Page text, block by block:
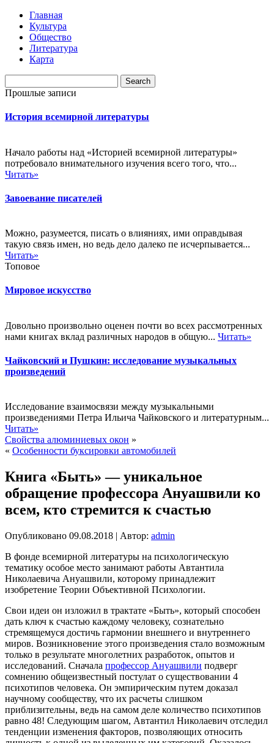
Главная
Культура
Общество
Литература
Карта
Прошлые записи
История всемирной литературы
Начало работы над «Историей всемирной литературы»
потребовало внимательного изучения всего того, что...
Читать»
Завоевание писателей
Можно, разумеется, писать о влияниях, ими оправдывая
такую связь имен, но ведь дело далеко пе исчерпывается...
Читать»
Топовое
Мировое искусство
Довольно произвольно оценен почти во всех рассмотренных
нами книгах вклад различных народов в общую... Читать»
Чайковский и Пушкин: исследование музыкальных
произведений
Исследование взаимосвязи между музыкальными
произведениями Петра Ильича Чайковского и литературным...
Читать»
Свойства алюминиевых окон »
« Особенности буксировки автомобилей
Книга «Быть» — уникальное
обращение профессора Ануашвили ко
всем, кто стремится к счастью
Опубликовано 09.08.2018 | Автор: admin
В фонде всемирной литературы на психологическую
тематику особое место занимают работы Автантила
Николаевича Ануашвили, которому принадлежит
изобретение Теории Объективной Психологии.
Свои идеи он изложил в трактате «Быть», который способен
дать ключ к счастью каждому человеку, сознательно
стремящемуся достичь гармонии внешнего и внутреннего
миров. Возникновение этого произведения стало возможным
только в результате многолетних разработок, опытов и
исследований. Сначала профессор Ануашвили подверг
сомнению общеизвестный постулат о существовании 4
психотипов человека. Он эмпирическим путем доказал
научному сообществу, что их расчеты слишком
приблизительны, ведь на самом деле количество психотипов
равно 48! Следующим шагом, Автантил Николаевич отследил
тенденции изменения факторов, позволяющих относить